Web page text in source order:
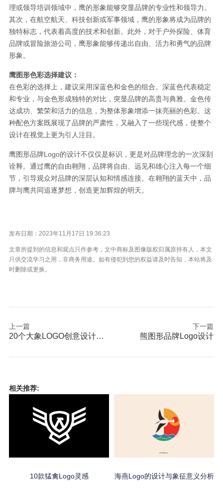
理或领导培训领域中，鹰的形象能够突显品牌的专业性和领导力。
其次，在航空航天、科技创新或军事领域，鹰的形象将成为品牌的
独特标志，代表着高度的技术和创新。此外，对于户外探险、体育
品牌或冒险旅游公司，鹰形象能够传递出自由、活力和勇气的品牌
形象。
鹰图形色彩选择建议：
在色彩的选择上，建议采用深蓝色和金色的组合。深蓝色代表稳定
和专业，与金色形成独特的对比，突显品牌的高贵与典雅。金色传
达成功、繁荣和活力的信息，为整体形象增添一抹亮丽的色彩。这
种配色方案既展现了品牌的严肃性，又融入了一些现代感，使整个
设计在视觉上更为引人注目。
鹰图形品牌Logo的设计不仅仅是标识，更是对品牌理念的一次深刻
诠释。通过鹰的自由翱翔，品牌将自由、远见和雄心注入每一个细
节，引导观众对品牌的深层认知和情感连接。在翱翔的蓝天中，品
牌与鹰共同追逐梦想，创造更加辉煌的明天。
发布日期：2023年11月17日 19:36:23
文章所提到的信息和观点只作参考，文中商标及图像版权归属原持有人，本文
只供交流学习之用，非商务用途。如有侵犯到您的权益请及时告知，本站将及
时删除或更换。
上一篇
20个大象LOGO创意设计灵感
下一篇
熊图形品牌Logo设计
相关推荐:
10款猛禽Logo灵感 海燕Logo的设计与象征意义分析